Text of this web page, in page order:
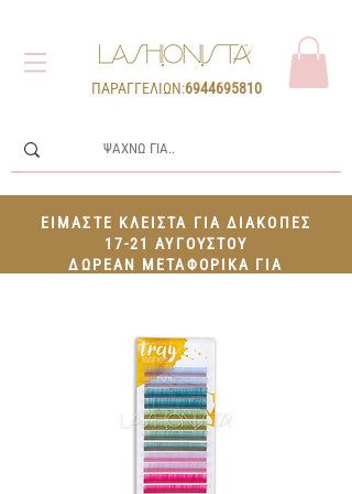
ΠΑΡΑΓΓΕΛΙΩΝ:6944695810
ΕΙΜΑΣΤΕ ΚΛΕΙΣΤΑ ΓΙΑ ΔΙΑΚΟΠΕΣ
17-21 ΑΥΓΟΥΣΤΟΥ
ΔΩΡΕΑΝ ΜΕΤΑΦΟΡΙΚΑ ΓΙΑ